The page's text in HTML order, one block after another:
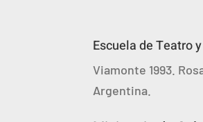
Escuela de Teatro
Viamonte 1993.
Argentina.